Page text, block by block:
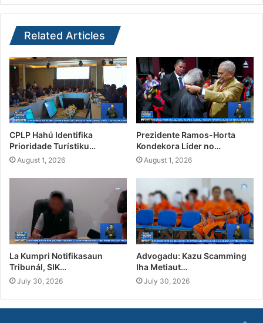
Related Articles
CPLP Hahú Identifika
Prioridade Turístiku…
August 1, 2026
Prezidente Ramos-Horta
Kondekora Líder no…
August 1, 2026
La Kumpri Notifikasaun
Tribunál, SIK…
July 30, 2026
Advogadu: Kazu Scamming
Iha Metiaut…
July 30, 2026